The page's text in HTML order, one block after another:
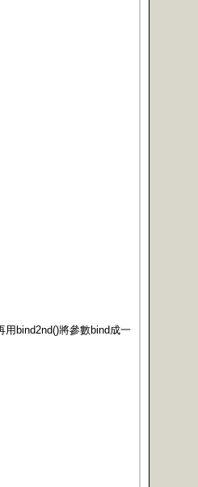
bind2nd()將參數bind成一